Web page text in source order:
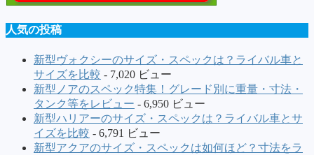
人気の投稿
新型ヴォクシーのサイズ・スペックは？ライバル車と
サイズを比較 - 7,020 ビュー
新型ノアのスペック特集！グレード別に重量・寸法・
タンク等をレビュー - 6,950 ビュー
新型ハリアーのサイズ・スペックは？ライバル車とサ
イズを比較 - 6,791 ビュー
新型アクアのサイズ・スペックは如何ほど？寸法をラ